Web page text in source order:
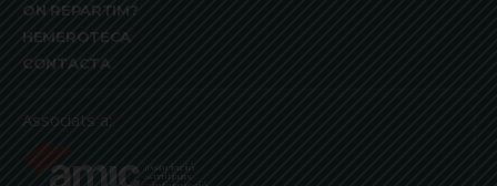
ON REPARTIM?
HEMEROTECA
CONTACTA
Associats a: